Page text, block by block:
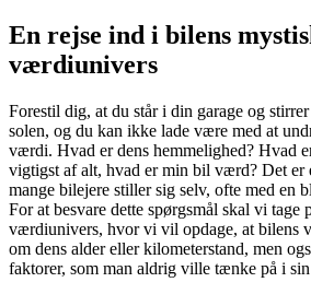
En rejse ind i bilens
værdiunivers
Forestil dig, at du står i din garage og
solen, og du kan ikke lade være med at
værdi. Hvad er dens hemmelighed? Hvad
vigtigst af alt, hvad er min bil værd? Det er
mange bilejere stiller sig selv, ofte med en
For at besvare dette spørgsmål skal vi tage
værdiunivers, hvor vi vil opdage, at bilens
om dens alder eller kilometerstand, men
faktorer, som man aldrig ville tænke på i